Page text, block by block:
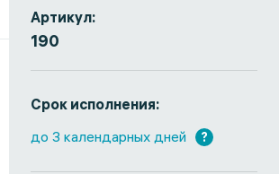
Артикул:
190
Срок исполнения:
до 3 календарных дней
?